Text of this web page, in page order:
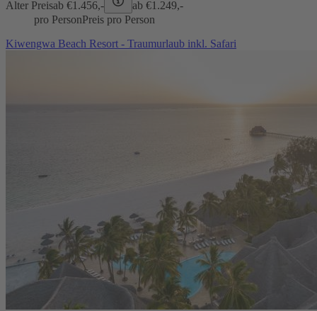
Alter Preisab €1.456,- ab €1.249,-
pro PersonPreis pro Person
Kiwengwa Beach Resort - Traumurlaub inkl. Safari